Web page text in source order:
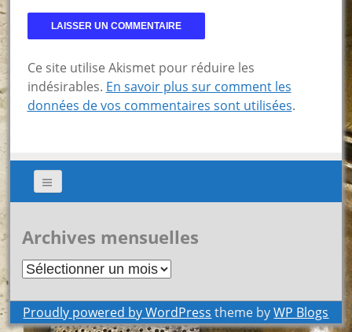
Ce site utilise Akismet pour réduire les
indésirables. En savoir plus sur comment les
données de vos commentaires sont utilisées.
Archives mensuelles
Archives
Proudly powered by WordPress theme byWP Blogs